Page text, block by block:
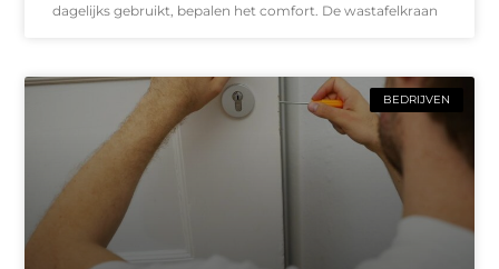
dagelijks gebruikt, bepalen het comfort. De wastafelkraan
BEDRIJVEN